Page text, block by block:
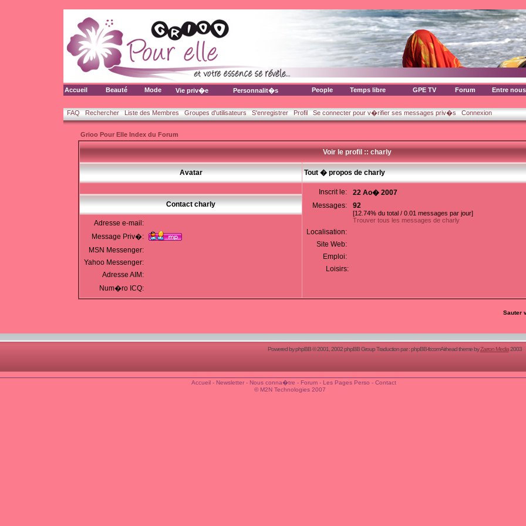
Accueil Beauté Mode Vie priv�e Personnalit�s People Temps libre GPE TV Forum Entre nous
FAQ Rechercher Liste des Membres Groupes d'utilisateurs S'enregistrer Profil Se connecter pour v�rifier ses messages priv�s Connexion
Grioo Pour Elle Index du Forum
Voir le profil :: charly
Avatar Tout � propos de charly
Inscrit le:
22 Ao� 2007
Messages:
92
[12.74% du total / 0.01 messages par jour]
Trouver tous les messages de charly
Localisation:
Site Web:
Emploi:
Loisirs:
Contact charly
Adresse e-mail:
Message Priv�:
MSN Messenger:
Yahoo Messenger:
Adresse AIM:
Num�ro ICQ:
Sauter
Powered byphpBB© 2001, 2002 phpBB Group Traduction par :phpBB-fr.comAirhead theme byZarron Media2003
Accueil- Newsletter- Nous conna�tre - Forum- Les Pages Perso - Contact
© M2N Technologies 2007